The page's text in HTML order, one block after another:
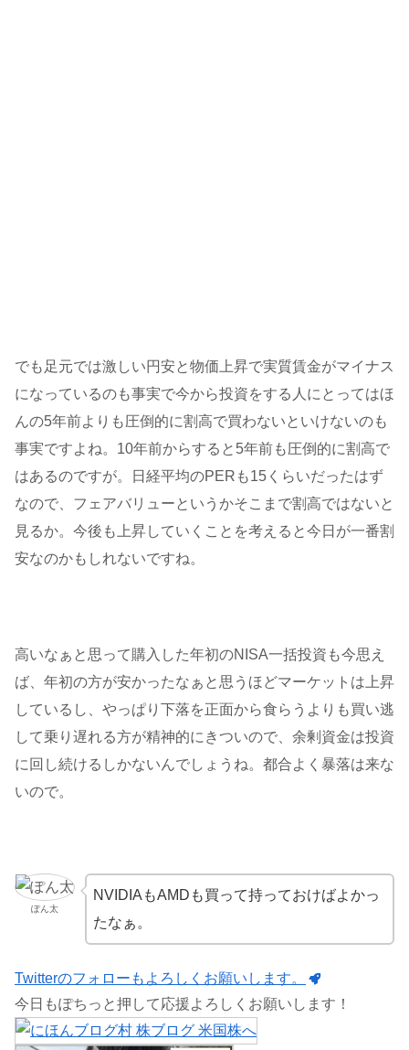
でも足元では激しい円安と物価上昇で実質賃金がマイナス
になっているのも事実で今から投資をする人にとってはほ
んの5年前よりも圧倒的に割高で買わないといけないのも
事実ですよね。10年前からすると5年前も圧倒的に割高で
はあるのですが。日経平均のPERも15くらいだったはず
なので、フェアバリューというかそこまで割高ではないと
見るか。今後も上昇していくことを考えると今日が一番割
安なのかもしれないですね。
高いなぁと思って購入した年初のNISA一括投資も今思え
ば、年初の方が安かったなぁと思うほどマーケットは上昇
しているし、やっぱり下落を正面から食らうよりも買い逃
して乗り遅れる方が精神的にきついので、余剰資金は投資
に回し続けるしかないんでしょうね。都合よく暴落は来な
いので。
ぽん太
NVIDIAもAMDも買って持っておけばよかっ
たなぁ。
Twitterのフォローもよろしくお願いします。
今日もぽちっと押して応援よろしくお願いします！